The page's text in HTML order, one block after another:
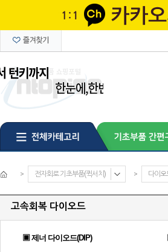
> 전자회로 기초부품(퀵서치) > 다이오
고속회복 다이오드
▣ 제너 다이오드(DIP)